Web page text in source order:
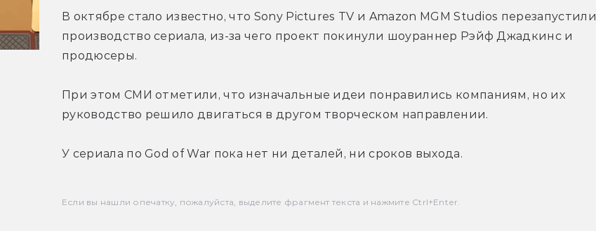
В октябре стало известно, что Sony Pictures TV и Amazon MGM Studios перезапустили
производство сериала, из-за чего проект покинули шоураннер Рэйф Джадкинс и
продюсеры.
При этом СМИ отметили, что изначальные идеи понравились компаниям, но их
руководство решило двигаться в другом творческом направлении.
У сериала по God of War пока нет ни деталей, ни сроков выхода.
Если вы нашли опечатку, пожалуйста, выделите фрагмент текста и нажмите Ctrl+Enter.